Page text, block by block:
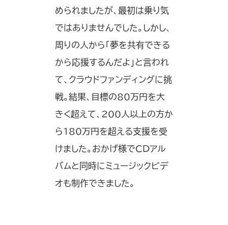
められましたが、最初は乗り気
ではありませんでした。しかし、
周りの人から「夢を共有できる
から応援するんだよ」と言われ
て、クラウドファンディングに挑
戦。結果、目標の80万円を大
きく超えて、200人以上の方か
ら180万円を超える支援を受
けました。おかげ様でCDアル
バムと同時にミュージックビデ
オも制作できました。